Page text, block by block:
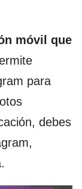
móvil que
para
debes